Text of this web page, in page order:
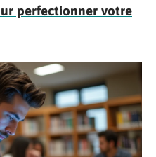
perfectionner votre